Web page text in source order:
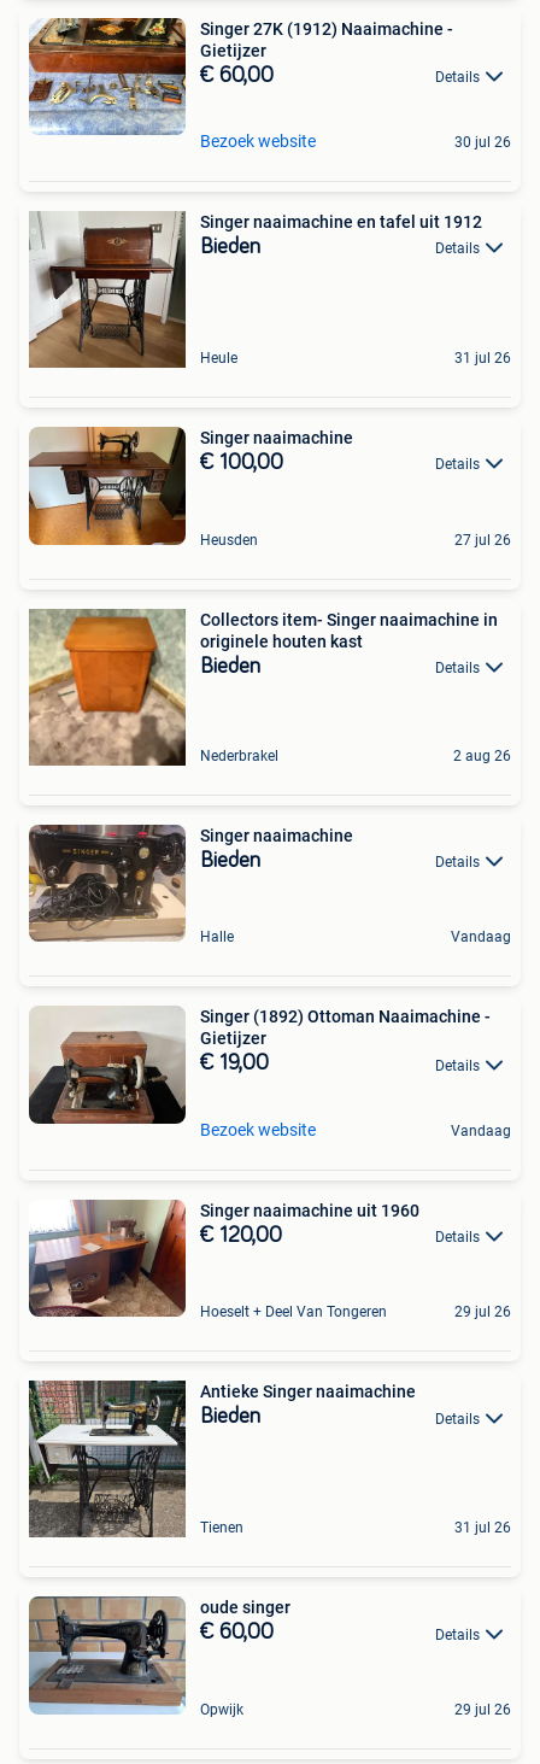
Singer 27K (1912) Naaimachine -
Gietijzer
€ 60,00 Details
Bezoek website 30 jul 26
Singer naaimachine en tafel uit 1912
Bieden Details
Heule 31 jul 26
Singer naaimachine
€ 100,00 Details
Heusden 27 jul 26
Collectors item- Singer naaimachine in
originele houten kast
Bieden Details
Nederbrakel 2 aug 26
Singer naaimachine
Bieden Details
Halle Vandaag
Singer (1892) Ottoman Naaimachine -
Gietijzer
€ 19,00 Details
Bezoek website Vandaag
Singer naaimachine uit 1960
€ 120,00 Details
Hoeselt + Deel Van Tongeren 29 jul 26
Antieke Singer naaimachine
Bieden Details
Tienen 31 jul 26
oude singer
€ 60,00 Details
Opwijk 29 jul 26